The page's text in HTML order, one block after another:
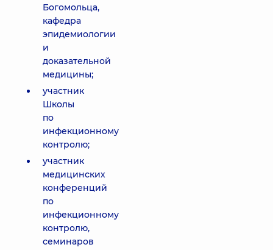
Богомольца,
кафедра
эпидемиологии
и
доказательной
медицины;
участник
Школы
по
инфекционному
контролю;
участник
медицинских
конференций
по
инфекционному
контролю,
семинаров